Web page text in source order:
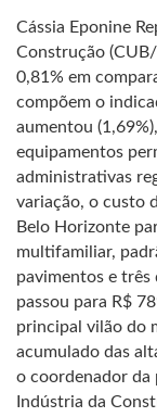
Cássia Eponine
Construção
0,81% em
compõem o
aumentou
equipamentos
administrativas
variação, o custo
Belo Horizonte
multifamiliar,
pavimentos e três
passou para R$
principal vilão do
acumulado das
o coordenador da
Indústria da